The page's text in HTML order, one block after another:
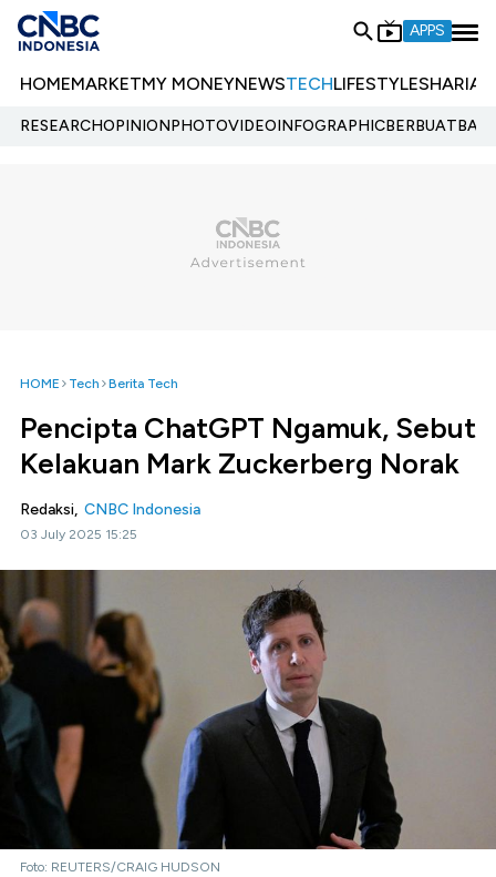
APPS
HOMEMARKETMY MONEYNEWSTECHLIFESTYLESHARIA
RESEARCHOPINIONPHOTOVIDEOINFOGRAPHIC
HOME Tech Berita Tech
Pencipta ChatGPT Ngamuk, Sebut
Kelakuan Mark Zuckerberg Norak
Redaksi, CNBC Indonesia
03 July 2025 15:25
Foto: REUTERS/CRAIG HUDSON